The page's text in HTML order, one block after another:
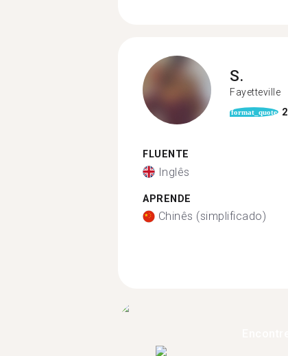
S.
Fayetteville
format_quote 2
FLUENTE
Inglês
APRENDE
Chinês (simplificado)